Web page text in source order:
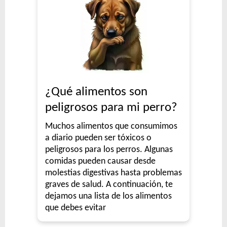
Sanno Premium Perro Adulto
Sanno Súper Premium Perro Adulto
Seguidor Perro Adulto Carne y Cereales
Sieger Criadores Perro All In One
Sieger Perro Adulto Raza Mediana y Grande
Sieger Perro Adulto Raza Pequeña
Sieger Perro Adulto Reducido en Calorías
Sieger Perro Dermaprotect
Sieger Perro High Performance All Breeds
Smart Pet Criadores Perro Adulto
Supereco Perro Adulto
Tiernitos Selection Carne
Tiernitos Selection Carne y Vegetales.
Top Nutrition Perro Adulto Grain Free
Top Nutrition Perro Adulto Raza Grande
¿Qué alimentos son
peligrosos para mi perro?
Muchos alimentos que consumimos
a diario pueden ser tóxicos o
peligrosos para los perros. Algunas
comidas pueden causar desde
molestias digestivas hasta problemas
graves de salud. A continuación, te
dejamos una lista de los alimentos
que debes evitar